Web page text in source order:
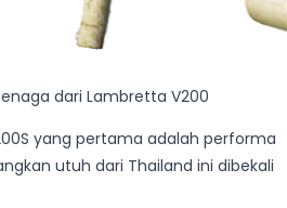
dari Lambretta V200
yang pertama adalah performa
utuh dari Thailand ini dibekali